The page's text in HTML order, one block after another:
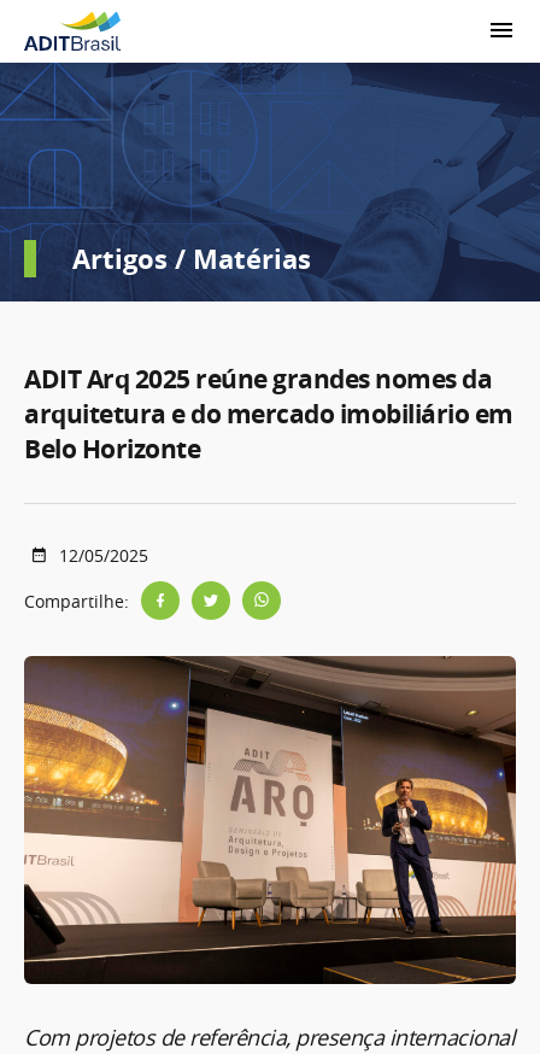
Artigos / Matérias
ADIT Arq 2025 reúne grandes nomes da
arquitetura e do mercado imobiliário em
Belo Horizonte
12/05/2025
Compartilhe:
Com projetos de referência, presença internacional